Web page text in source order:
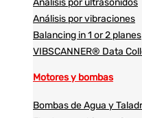
Análisis por ultrasonidos​​
Análisis por vibraciones
Balancing in 1 or 2 planes
VIBSCANNER® Data
Motores y bombas
Bombas de Agua y